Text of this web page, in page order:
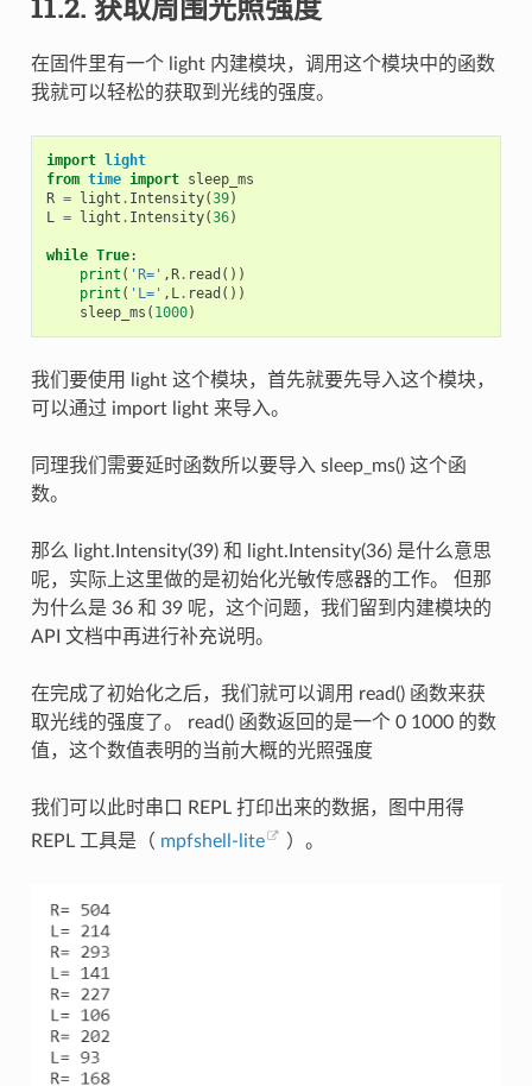
在固件里有一个 light 内建模块，调用这个模块中的函数
我就可以轻松的获取到光线的强度。
import
light
from time import sleep_ms
R = light . Intensity(39)
L = light . Intensity(36)
while True:
print ( 'R=' , R. read ())
print ( 'L=' , L. read ())
sleep_ms ( 1000)
我们要使用 light 这个模块，首先就要先导入这个模块，
可以通过 import light 来导入。
同理我们需要延时函数所以要导入 sleep_ms() 这个函
数。
那么 light.Intensity(39) 和 light.Intensity(36) 是什么意思
呢，实际上这里做的是初始化光敏传感器的工作。 但那
为什么是 36 和 39 呢，这个问题，我们留到内建模块的
API 文档中再进行补充说明。
在完成了初始化之后，我们就可以调用 read() 函数来获
取光线的强度了。 read() 函数返回的是一个 0 1000 的数
值，这个数值表明的当前大概的光照强度
我们可以此时串口 REPL 打印出来的数据，图中用得
REPL 工具是（ mpfshell-lite ）。